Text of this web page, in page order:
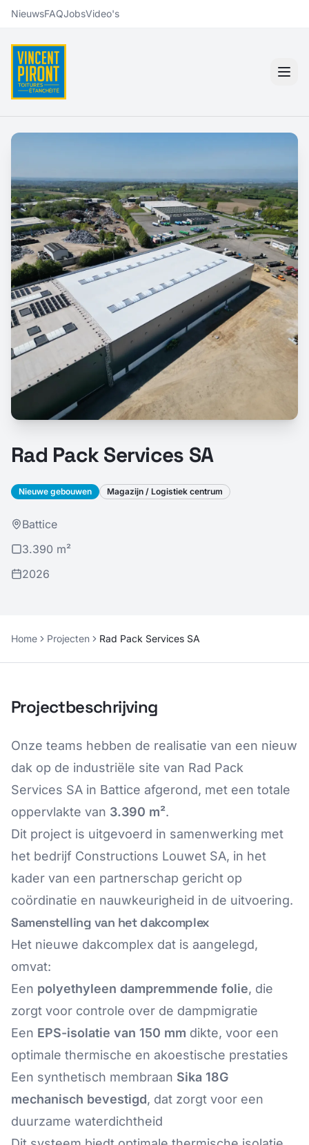
NieuwsFAQJobsVideo's
Rad Pack Services SA
Nieuwe gebouwen Magazijn / Logistiek centrum
Battice
3.390 m²
2026
Home Projecten Rad Pack Services SA
Projectbeschrijving
Onze teams hebben de realisatie van een nieuw
dak op de industriële site van Rad Pack
Services SA in Battice afgerond, met een totale
oppervlakte van 3.390 m².
Dit project is uitgevoerd in samenwerking met
het bedrijf Constructions Louwet SA, in het
kader van een partnerschap gericht op
coördinatie en nauwkeurigheid in de uitvoering.
Samenstelling van het dakcomplex
Het nieuwe dakcomplex dat is aangelegd,
omvat:
Een polyethyleen dampremmende folie, die
zorgt voor controle over de dampmigratie
Een EPS-isolatie van 150 mm dikte, voor een
optimale thermische en akoestische prestaties
Een synthetisch membraan Sika 18G
mechanisch bevestigd, dat zorgt voor een
duurzame waterdichtheid